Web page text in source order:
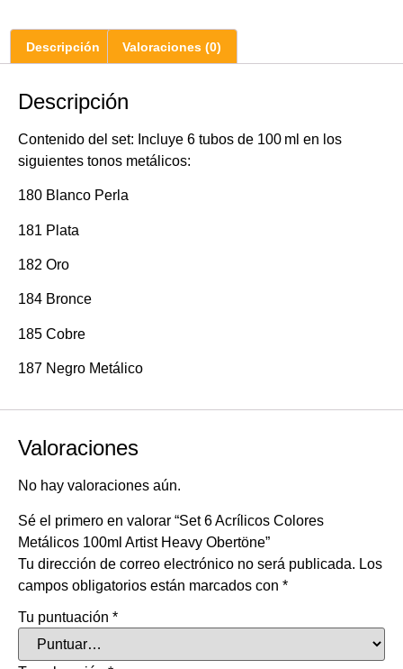
Descripción Valoraciones (0)
Descripción
Contenido del set: Incluye 6 tubos de 100 ml en los
siguientes tonos metálicos:
180 Blanco Perla
181 Plata
182 Oro
184 Bronce
185 Cobre
187 Negro Metálico
Valoraciones
No hay valoraciones aún.
Sé el primero en valorar “Set 6 Acrílicos Colores
Metálicos 100ml Artist Heavy Obertöne”
Tu dirección de correo electrónico no será publicada. Los
campos obligatorios están marcados con *
Tu puntuación *